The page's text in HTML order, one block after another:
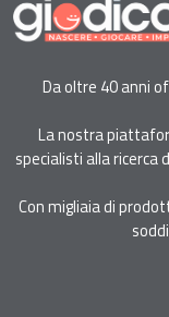
Da oltre 40 anni
La nostra
specialisti alla ricerca
Con migliaia di